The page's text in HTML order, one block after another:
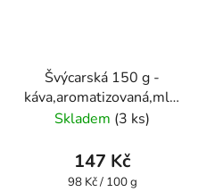
Švýcarská 150 g -
káva,aromatizovaná,mletá
- Oxalis
Skladem (3 ks)
147 Kč
Měrná
98 Kč / 100 g